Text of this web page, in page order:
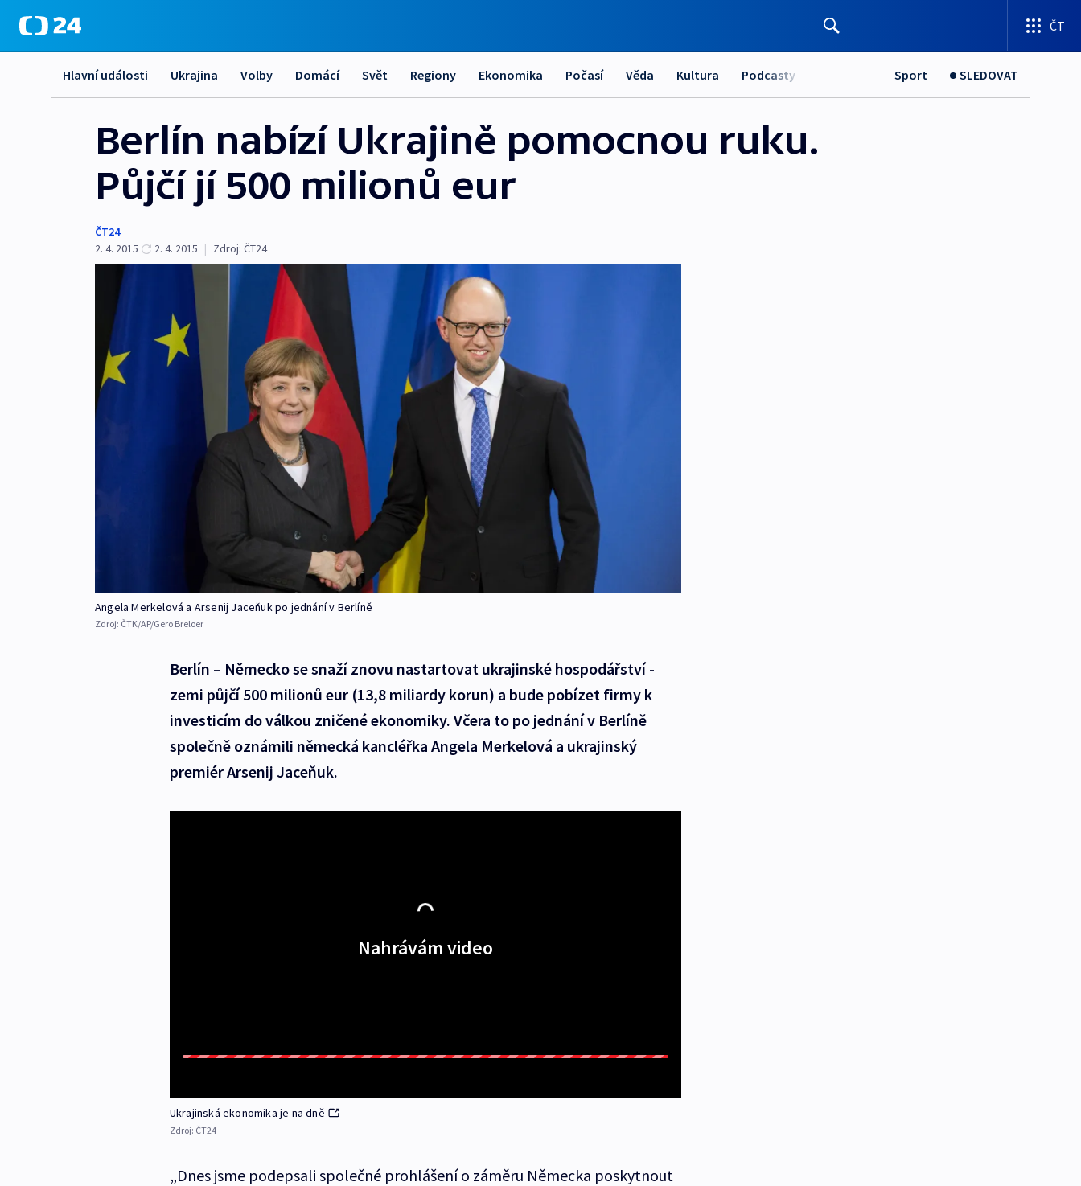
ČT
Hlavní události Ukrajina Volby Domácí Svět Regiony Ekonomika Počasí Věda Kultura Podcasty Sport SLEDOVAT
Berlín nabízí Ukrajině pomocnou ruku.
Půjčí jí 500 milionů eur
ČT24
2. 4. 2015
2. 4. 2015 | Zdroj: ČT24
Angela Merkelová a Arsenij Jaceňuk po jednání v Berlíně
Zdroj: ČTK/AP/Gero Breloer
Berlín – Německo se snaží znovu nastartovat ukrajinské hospodářství -
zemi půjčí 500 milionů eur (13,8 miliardy korun) a bude pobízet firmy k
investicím do válkou zničené ekonomiky. Včera to po jednání v Berlíně
společně oznámili německá kancléřka Angela Merkelová a ukrajinský
premiér Arsenij Jaceňuk.
Nahrávám video
Ukrajinská ekonomika je na dně
Zdroj: ČT24
„Dnes jsme podepsali společné prohlášení o záměru Německa poskytnout